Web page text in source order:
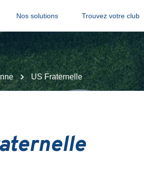
Nos solutions Trouvez votre club
US Fraternelle